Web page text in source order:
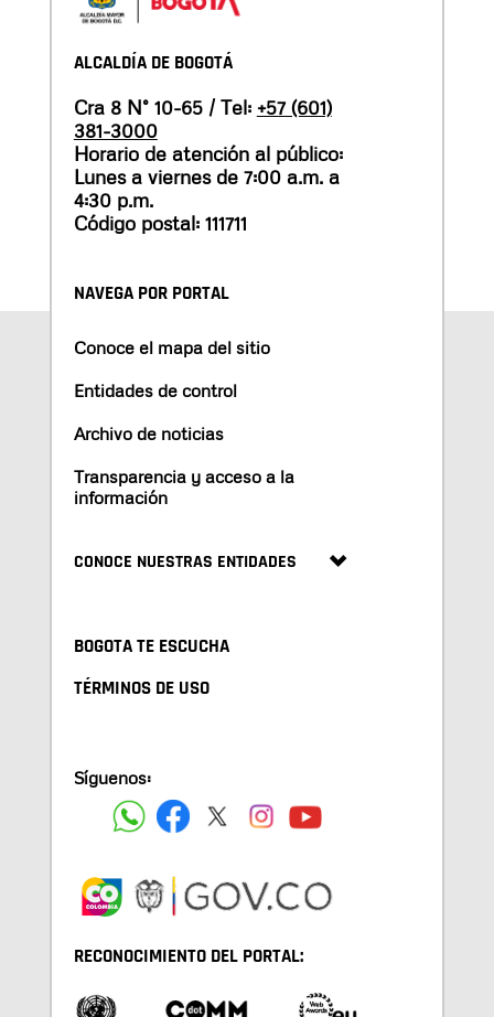
ALCALDÍA DE BOGOTÁ
Cra 8 N° 10-65 / Tel: +57 (601)
381-3000
Horario de atención al público:
Lunes a viernes de 7:00 a.m. a
4:30 p.m.
Código postal: 111711
NAVEGA POR PORTAL
Conoce el mapa del sitio
Entidades de control
Archivo de noticias
Transparencia y acceso a la
información
CONOCE NUESTRAS ENTIDADES
BOGOTA TE ESCUCHA
TÉRMINOS DE USO
Síguenos:
RECONOCIMIENTO DEL PORTAL: